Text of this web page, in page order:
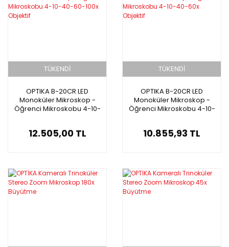
TÜKENDİ
OPTIKA B-20CR LED
Monoküler Mikroskop -
Öğrenci Mikroskobu 4-10-
12.505,00 TL
TÜKENDİ
OPTIKA B-20CR LED
Monoküler Mikroskop -
Öğrenci Mikroskobu 4-10-
10.855,93 TL